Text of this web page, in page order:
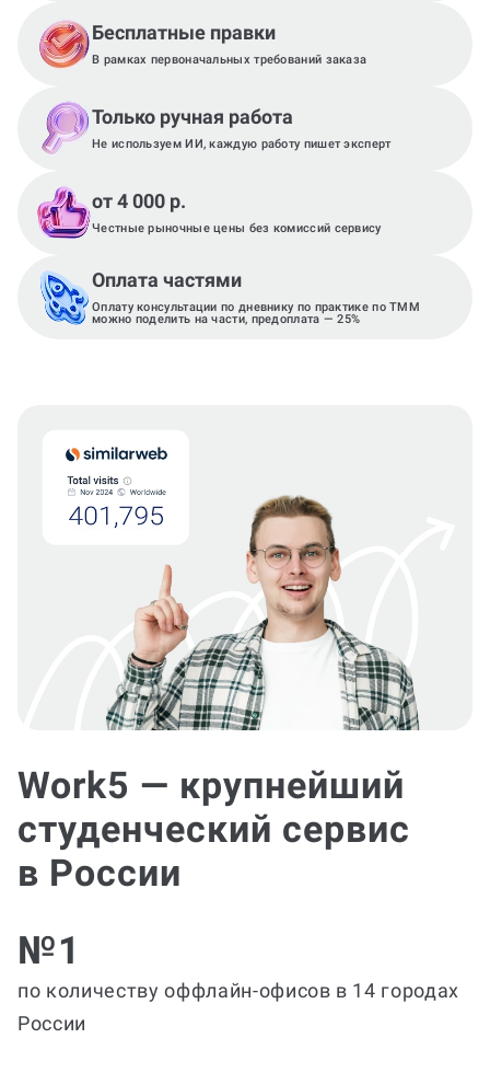
Бесплатные правки
В рамках первоначальных требований заказа
Только ручная работа
Не используем ИИ, каждую работу пишет эксперт
от 4 000 р.
Честные рыночные цены без комиссий сервису
Оплата частями
Оплату консультации по дневнику по практике по ТММ
можно поделить на части, предоплата — 25%
Work5 — крупнейший
студенческий сервис
в России
№1
по количеству оффлайн-офисов в 14 городах
России